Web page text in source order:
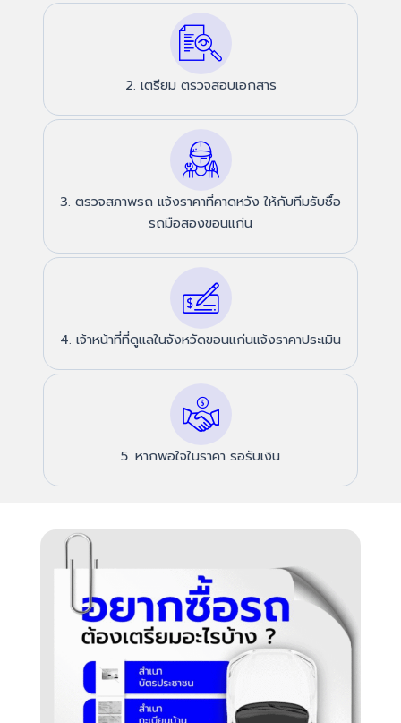
2. เตรียม ตรวจสอบเอกสาร
3. ตรวจสภาพรถ แจ้งราคาที่คาดหวัง ให้กับทีมรับซื้อ
รถมือสองขอนแก่น
4. เจ้าหน้าที่ที่ดูแลในจังหวัดขอนแก่นแจ้งราคาประเมิน
5. หากพอใจในราคา รอรับเงิน